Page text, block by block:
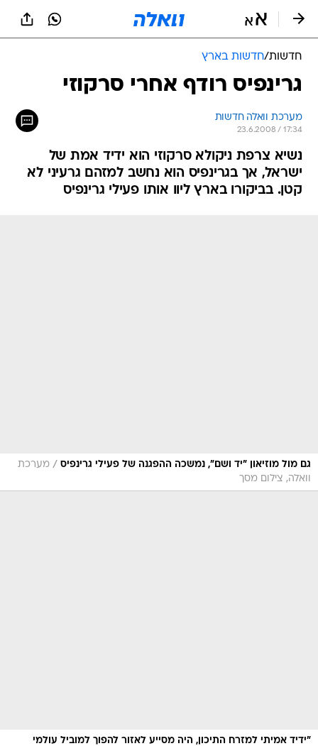
חדשות/חדשות בארץ
גרינפיס רודף אחרי סרקוזי
מערכת וואלה חדשות
23.6.2008 / 17:34
נשיא צרפת ניקולא סרקוזי הוא ידיד אמת של
ישראל, אך בגרינפיס הוא נחשב למזהם גרעיני לא
קטן. בביקורו בארץ ליוו אותו פעילי גרינפיס
גם מול מוזיאון "יד ושם", נמשכה ההפגנה של פעילי גרינפיס / מערכת
וואלה, צילום מסך
"ידיד אמיתי למזרח התיכון, היה מסייע לאזור להפוך למוביל עולמי